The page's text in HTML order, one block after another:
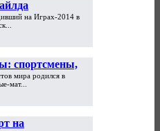
на Играх-2014 в
спортсмены,
мира родился в
мат...
на